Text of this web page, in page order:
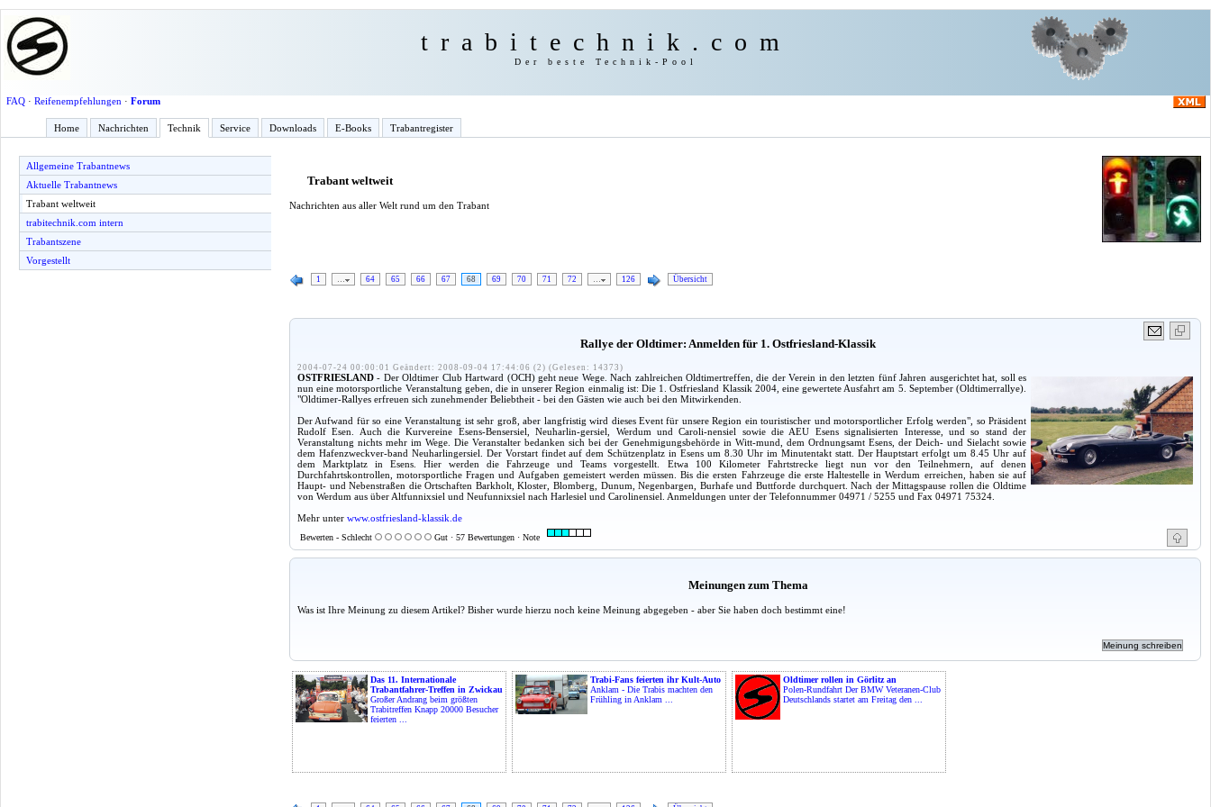
trabitechnik.com
Der beste Technik-Pool
FAQ· Reifenempfehlungen · Forum
Home Nachrichten Technik Service Downloads E-Books Trabantregister
Allgemeine Trabantnews
Aktuelle Trabantnews
Trabant weltweit
trabitechnik.com intern
Trabantszene
Vorgestellt
Trabant weltweit
Nachrichten aus aller Welt rund um den Trabant
1 … 64 65 66 67 68 69 70 71 72 … 126 Übersicht
Rallye der Oldtimer: Anmelden für 1. Ostfriesland-Klassik
2004-07-24 00:00:01 Geändert: 2008-09-04 17:44:06 (2) (Gelesen: 14373)
OSTFRIESLAND - Der Oldtimer Club Hartward (OCH) geht neue Wege. Nach zahlreichen Oldtimertreffen, die der Verein in den letzten fünf Jahren ausgerichtet hat, soll es
nun eine motorsportliche Veranstaltung geben, die in unserer Region einmalig ist: Die 1. Ostfriesland Klassik 2004, eine gewertete Ausfahrt am 5. September (Oldtimerrallye).
"Oldtimer-Rallyes erfreuen sich zunehmender Beliebtheit - bei den Gästen wie auch bei den Mitwirkenden.
Der Aufwand für so eine Veranstaltung ist sehr groß, aber langfristig wird dieses Event für unsere Region ein touristischer und motorsportlicher Erfolg werden", so Präsident
Rudolf Esen. Auch die Kurvereine Esens-Bensersiel, Neuharlin-gersiel, Werdum und Caroli-nensiel sowie die AEU Esens signalisierten Interesse, und so stand der
Veranstaltung nichts mehr im Wege. Die Veranstalter bedanken sich bei der Genehmigungsbehörde in Witt-mund, dem Ordnungsamt Esens, der Deich- und Sielacht sowie
dem Hafenzweckver-band Neuharlingersiel. Der Vorstart findet auf dem Schützenplatz in Esens um 8.30 Uhr im Minutentakt statt. Der Hauptstart erfolgt um 8.45 Uhr auf
dem Marktplatz in Esens. Hier werden die Fahrzeuge und Teams vorgestellt. Etwa 100 Kilometer Fahrtstrecke liegt nun vor den Teilnehmern, auf denen
Durchfahrtskontrollen, motorsportliche Fragen und Aufgaben gemeistert werden müssen. Bis die ersten Fahrzeuge die erste Haltestelle in Werdum erreichen, haben sie auf
Haupt- und Nebenstraßen die Ortschaften Barkholt, Kloster, Blomberg, Dunum, Negenbargen, Burhafe und Buttforde durchquert. Nach der Mittagspause rollen die Oldtime
von Werdum aus über Altfunnixsiel und Neufunnixsiel nach Harlesiel und Carolinensiel. Anmeldungen unter der Telefonnummer 04971 / 5255 und Fax 04971 75324.
Mehr unter www.ostfriesland-klassik.de
Bewerten - Schlecht Gut · 57 Bewertungen · Note
Meinungen zum Thema
Was ist Ihre Meinung zu diesem Artikel? Bisher wurde hierzu noch keine Meinung abgegeben - aber Sie haben doch bestimmt eine!
Das 11. Internationale
Trabantfahrer-Treffen in Zwickau
Großer Andrang beim größten
Trabitreffen Knapp 20000 Besucher
feierten ...
Trabi-Fans feierten ihr Kult-Auto
Anklam - Die Trabis machten den
Frühling in Anklam ...
Oldtimer rollen in Görlitz an
Polen-Rundfahrt Der BMW Veteranen-Club
Deutschlands startet am Freitag den ...